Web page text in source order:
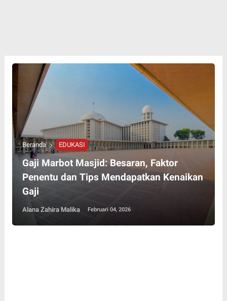
Beranda EDUKASI
Gaji Marbot Masjid: Besaran, Faktor
Penentu dan Tips Mendapatkan Kenaikan
Gaji
Alana Zahira Malika Februari 04, 2026